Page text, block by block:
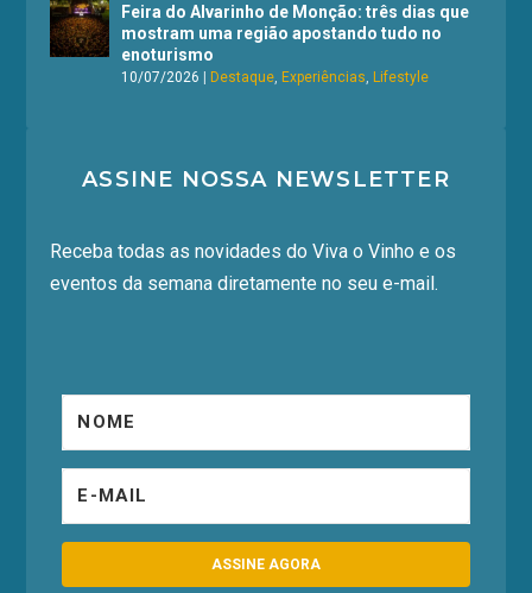
Feira do Alvarinho de Monção: três dias que
mostram uma região apostando tudo no
enoturismo
10/07/2026 |Destaque ,Experiências ,Lifestyle
ASSINE NOSSA NEWSLETTER
Receba todas as novidades do Viva o Vinho e os
eventos da semana diretamente no seu e-mail.
ASSINE AGORA